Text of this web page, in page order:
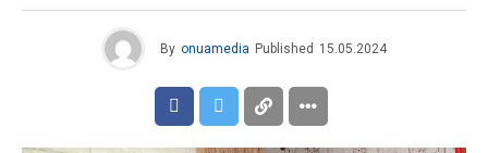
By onuamedia Published 15.05.2024